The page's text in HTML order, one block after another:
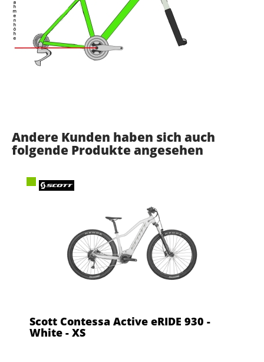
Andere Kunden haben sich auch
folgende Produkte angesehen
Scott Contessa Active eRIDE 930 -
White - XS